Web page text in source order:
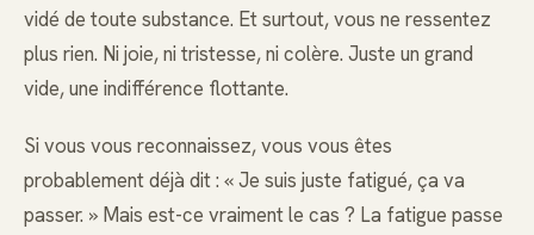
vidé de toute substance. Et surtout, vous ne ressentez
plus rien. Ni joie, ni tristesse, ni colère. Juste un grand
vide, une indifférence flottante.
Si vous vous reconnaissez, vous vous êtes
probablement déjà dit : « Je suis juste fatigué, ça va
passer. » Mais est-ce vraiment le cas ? La fatigue passe